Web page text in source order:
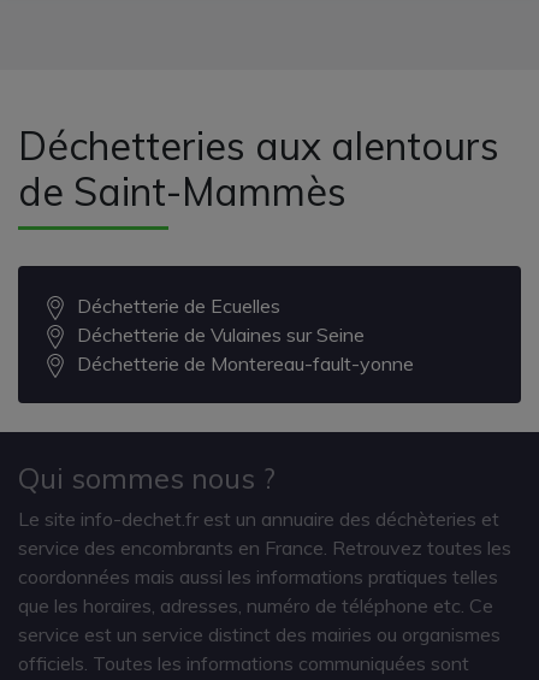
Déchetteries aux alentours
de Saint-Mammès
Déchetterie de Ecuelles
Déchetterie de Vulaines sur Seine
Déchetterie de Montereau-fault-yonne
Qui sommes nous ?
Le site info-dechet.fr est un annuaire des déchèteries et
service des encombrants en France. Retrouvez toutes les
coordonnées mais aussi les informations pratiques telles
que les horaires, adresses, numéro de téléphone etc. Ce
service est un service distinct des mairies ou organismes
officiels. Toutes les informations communiquées sont